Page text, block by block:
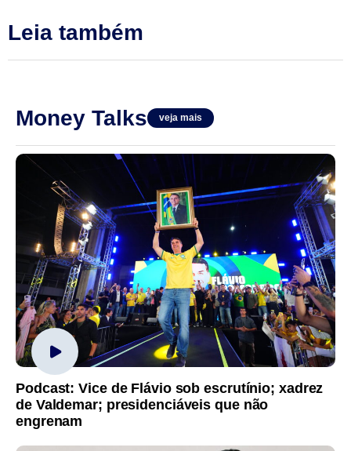
Leia também
Money Talks veja mais
Podcast: Vice de Flávio sob escrutínio; xadrez
de Valdemar; presidenciáveis que não
engrenam